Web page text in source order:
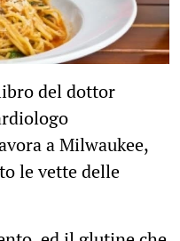
del dottor
a Milwaukee,
le vette delle